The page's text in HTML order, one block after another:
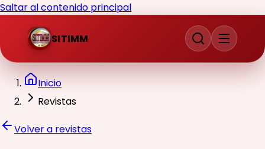
Saltar al contenido principal
SITIMM
Inicio
Revistas
Volver a revistas